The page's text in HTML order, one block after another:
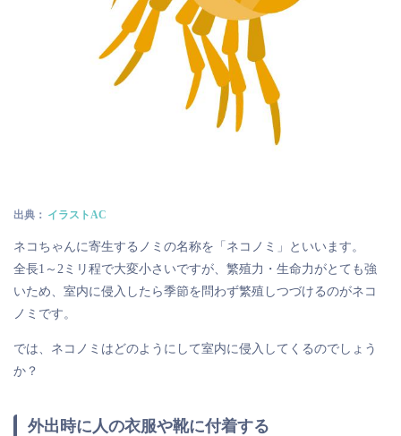
出典： イラストAC
ネコちゃんに寄生するノミの名称を「ネコノミ」といいます。
全長1～2ミリ程で大変小さいですが、繁殖力・生命力がとても強
いため、室内に侵入したら季節を問わず繁殖しつづけるのがネコ
ノミです。
では、ネコノミはどのようにして室内に侵入してくるのでしょう
か？
外出時に人の衣服や靴に付着する